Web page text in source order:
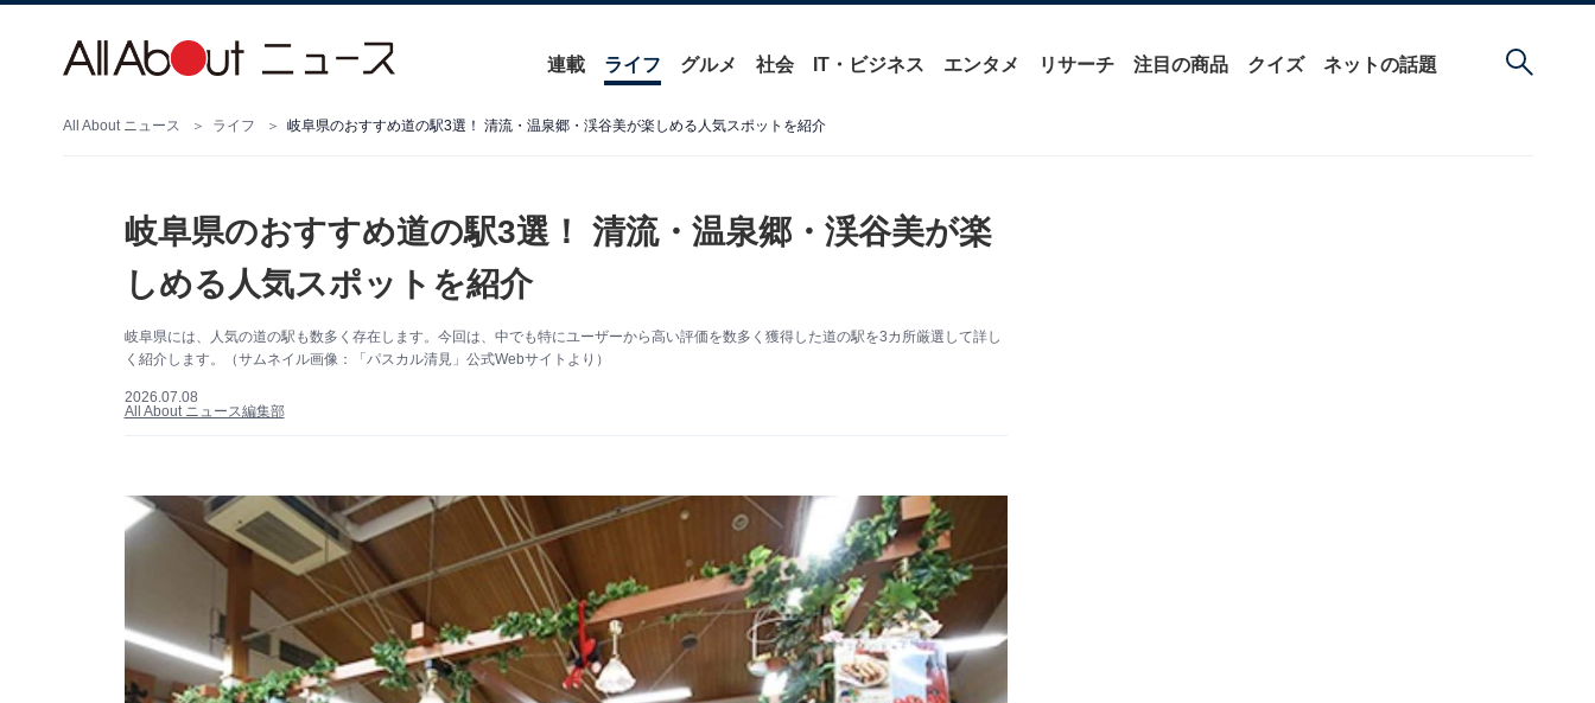
連載 ライフ グルメ 社会 IT・ビジネス エンタメ リサーチ 注目の商品 クイズ ネットの話題
All About ニュース ライフ 岐阜県のおすすめ道の駅3選！ 清流・温泉郷・渓谷美が楽しめる人気スポットを紹介
岐阜県のおすすめ道の駅3選！ 清流・温泉郷・渓谷美が楽
しめる人気スポットを紹介
岐阜県には、人気の道の駅も数多く存在します。今回は、中でも特にユーザーから高い評価を数多く獲得した道の駅を3カ所厳選して詳し
く紹介します。（サムネイル画像：「パスカル清見」公式Webサイトより）
2026.07.08
All About ニュース編集部